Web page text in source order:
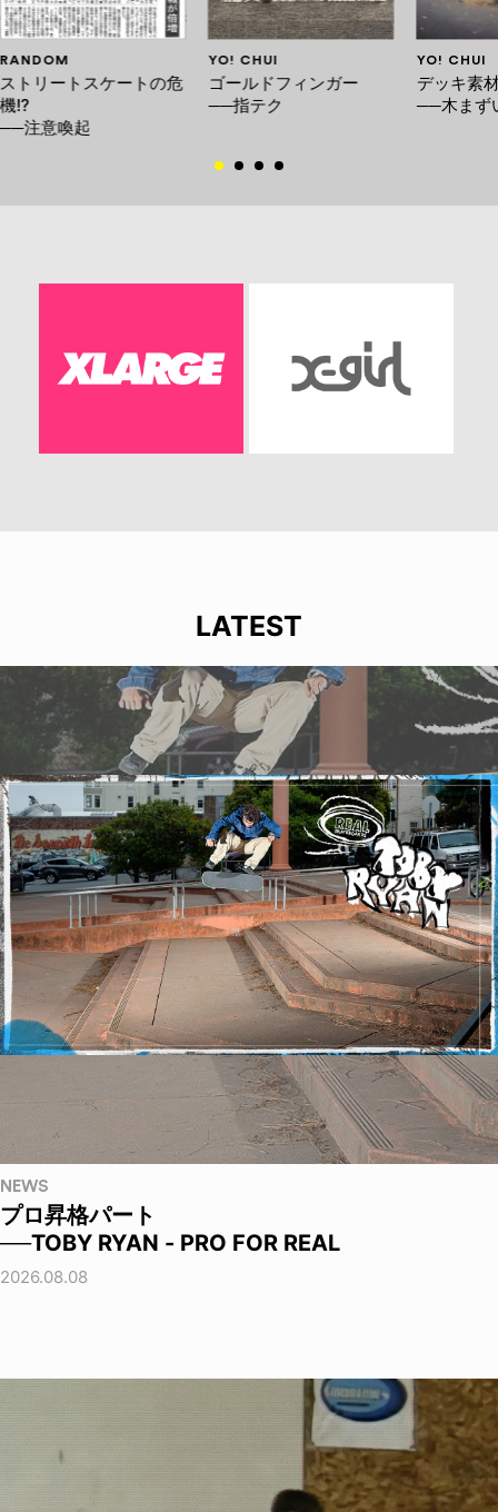
RANDOM
ストリートスケートの危
機!?
──注意喚起
YO! CHUI
ゴールドフィンガー
──指テク
YO! CHUI
デッキ素
──木まず
LATEST
NEWS
プロ昇格パート
──TOBY RYAN - PRO FOR REAL
2026.08.08